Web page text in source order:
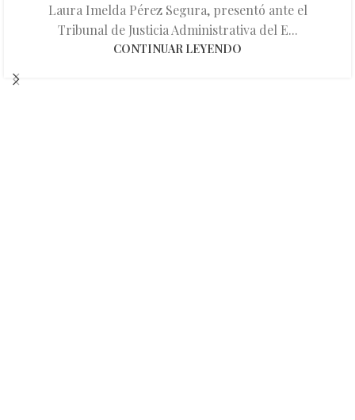
Laura Imelda Pérez Segura, presentó ante el
Tribunal de Justicia Administrativa del E...
CONTINUAR LEYENDO